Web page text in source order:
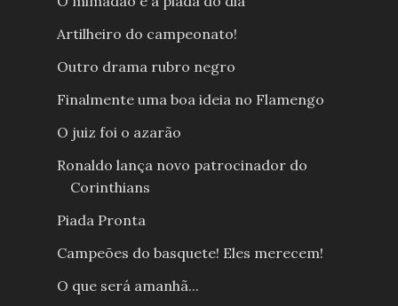
Artilheiro do campeonato!
Outro drama rubro negro
Finalmente uma boa ideia no Flamengo
O juiz foi o azarão
Ronaldo lança novo patrocinador do
Corinthians
Piada Pronta
Campeões do basquete! Eles merecem!
O que será amanhã...